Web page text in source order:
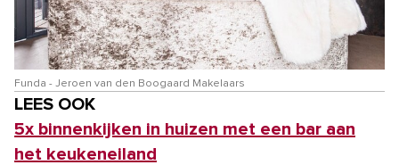
Funda - Jeroen van den Boogaard Makelaars
LEES OOK
5x binnenkijken in huizen met een bar aan
het keukeneiland